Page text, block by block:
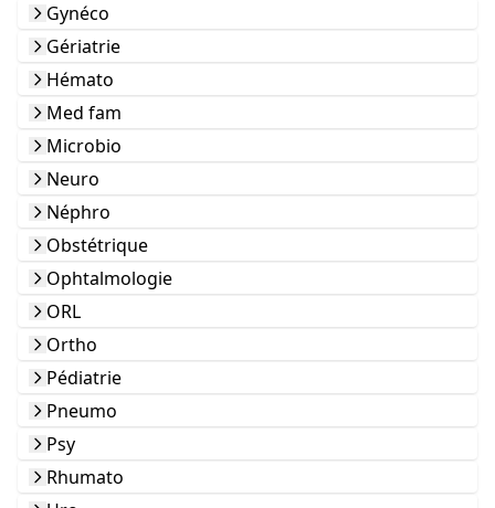
Gynéco
Gériatrie
Hémato
Med fam
Microbio
Neuro
Néphro
Obstétrique
Ophtalmologie
ORL
Ortho
Pédiatrie
Pneumo
Psy
Rhumato